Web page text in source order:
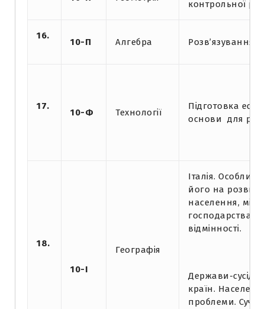
контрольної
16.
10-П Алгебра Розв’язування
17.
10-Ф Технології
Підготовка
основи для
18.
10-І
Географія
Італія.
його на
населення,
господарства
відмінності.
Держави-сусіди
країн.
проблеми.